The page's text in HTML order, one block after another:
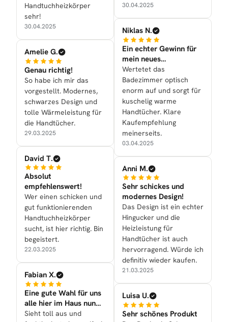
Handtuchheizkörper
sehr!
30.04.2025
Amelie G.
Genau richtig!
So habe ich mir das
vorgestellt. Modernes,
schwarzes Design und
tolle Wärmeleistung für
die Handtücher.
29.03.2025
David T.
Absolut
empfehlenswert!
Wer einen schicken und
gut funktionierenden
Handtuchheizkörper
sucht, ist hier richtig. Bin
begeistert.
22.03.2025
Fabian X.
Eine gute Wahl für uns
alle hier im Haus nun
mal getroffen
Sieht toll aus und
30.04.2025
Niklas N.
Ein echter Gewinn für
mein neues
Badezimmer
Wertetet das
Badezimmer optisch
enorm auf und sorgt für
kuschelig warme
Handtücher. Klare
Kaufempfehlung
meinerseits.
03.04.2025
Anni M.
Sehr schickes und
modernes Design!
Das Design ist ein echter
Hingucker und die
Heizleistung für
Handtücher ist auch
hervorragend. Würde ich
definitiv wieder kaufen.
21.03.2025
Luisa U.
Sehr schönes Produkt